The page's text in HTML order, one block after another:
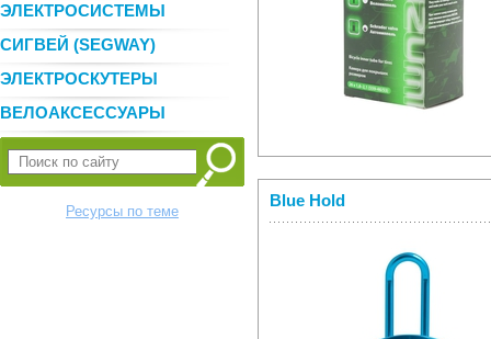
ЭЛЕКТРОСИСТЕМЫ
СИГВЕЙ (SEGWAY)
ЭЛЕКТРОСКУТЕРЫ
ВЕЛОАКСЕССУАРЫ
Ресурсы по теме
Blue Hold